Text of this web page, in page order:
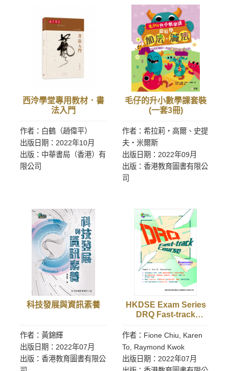
西泠學堂專用教材．書
法入門
作者：白鶴（趙偉平）
出版日期：2022年10月
出版：中華書局（香港）有
限公司
毛仔的升小數學課套裝
(一套3冊)
作者：希拉莉‧高爾、史提
夫‧米爾斯
出版日期：2022年09月
出版：香港教育圖書有限公
司
科技發展與資訊素養
作者：黃錦輝
出版日期：2022年07月
出版：香港教育圖書有限公
HKDSE Exam Series
DRQ Fast-track
(Second Edition)
作者：Fione Chiu, Karen
To, Raymond Kwok
出版日期：2022年07月